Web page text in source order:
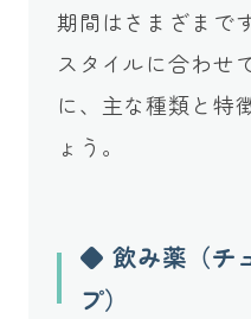
期間はさまざまで
スタイルに合わせ
に、主な種類と特
ょう。
◆ 飲み薬（チ
プ）